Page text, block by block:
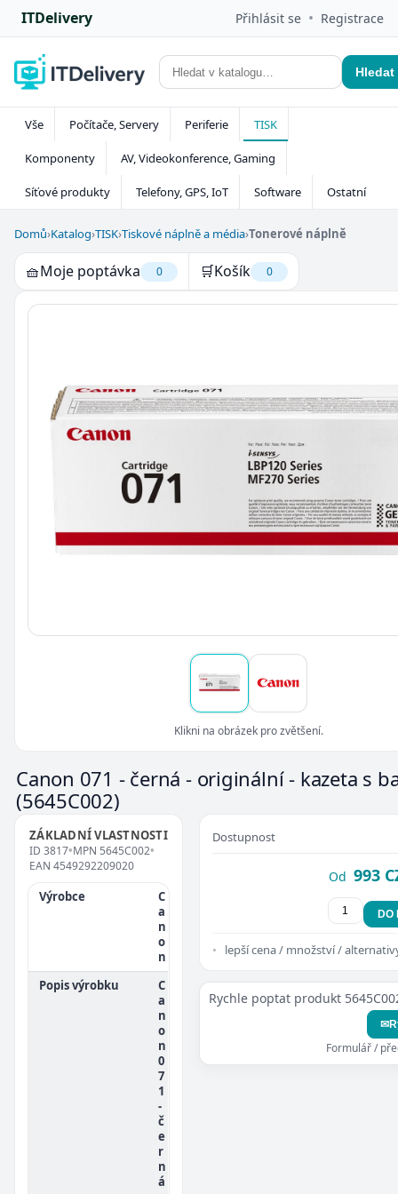
ITDelivery Přihlásit se • Registrace
Hledat
Vše Počítače, Servery Periferie TISK
Komponenty AV, Videokonference, Gaming
Síťové produkty Telefony, GPS, IoT Software Ostatní
Domů›Katalog›TISK›Tiskové náplně a média›Tonerové náplně
🧺Moje poptávka 0 🛒Košík 0
Klikni na obrázek pro zvětšení.
Canon 071 - černá - originální - kazeta s
(5645C002)
ZÁKLADNÍ VLASTNOSTI
ID 3817•MPN 5645C002•
EAN 4549292209020
Výrobce
C
a
n
o
n
Popis výrobku
C
a
n
o
n
0
7
1
-
č
e
r
n
á
Dostupnost
Od 993
DO
lepší cena / množství /
Rychle poptat produkt
✉
Formulář /